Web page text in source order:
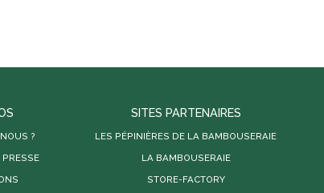
?
SITES PARTENAIRES
LES PÉPINIÈRES DE LA BAMBOUSERAIE
LA BAMBOUSERAIE
STORE-FACTORY